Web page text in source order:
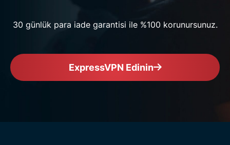
30 günlük para iade garantisi ile %100 korunursunuz.
ExpressVPN Edinin